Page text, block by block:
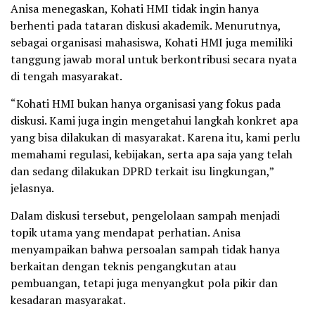
Anisa menegaskan, Kohati HMI tidak ingin hanya
berhenti pada tataran diskusi akademik. Menurutnya,
sebagai organisasi mahasiswa, Kohati HMI juga memiliki
tanggung jawab moral untuk berkontribusi secara nyata
di tengah masyarakat.
“Kohati HMI bukan hanya organisasi yang fokus pada
diskusi. Kami juga ingin mengetahui langkah konkret apa
yang bisa dilakukan di masyarakat. Karena itu, kami perlu
memahami regulasi, kebijakan, serta apa saja yang telah
dan sedang dilakukan DPRD terkait isu lingkungan,”
jelasnya.
Dalam diskusi tersebut, pengelolaan sampah menjadi
topik utama yang mendapat perhatian. Anisa
menyampaikan bahwa persoalan sampah tidak hanya
berkaitan dengan teknis pengangkutan atau
pembuangan, tetapi juga menyangkut pola pikir dan
kesadaran masyarakat.